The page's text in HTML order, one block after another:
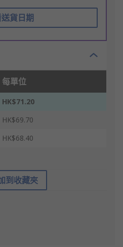
貨日期
每單位
HK$71.20
HK$69.70
HK$68.40
到收藏夾